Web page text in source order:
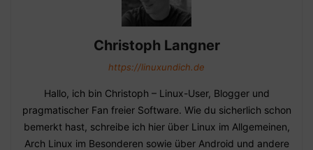
Christoph Langner
https://linuxundich.de
Hallo, ich bin Christoph – Linux-User, Blogger und
pragmatischer Fan freier Software. Wie du sicherlich schon
bemerkt hast, schreibe ich hier über Linux im Allgemeinen,
Arch Linux im Besonderen sowie über Android und andere